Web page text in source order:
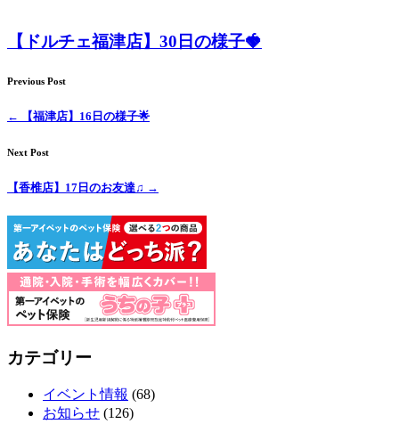
【ドルチェ福津店】30日の様子🍓
Previous Post
← 【福津店】16日の様子🌟
Next Post
【香椎店】17日のお友達♫ →
カテゴリー
イベント情報 (68)
お知らせ (126)